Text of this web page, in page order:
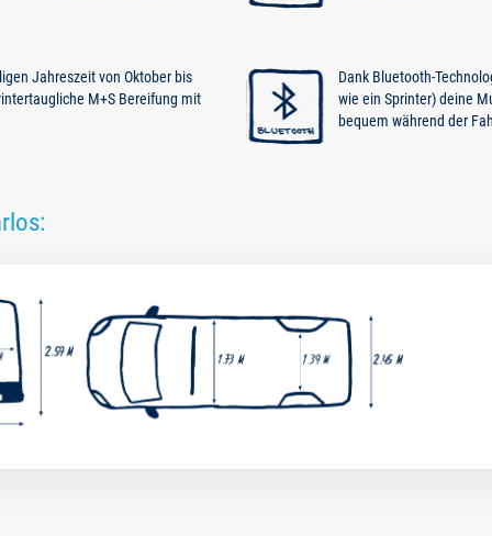
Jahreszeit von Oktober bis
M+S Bereifung mit
Dank Bluetooth-
wie ein Sprinter) deine
bequem während der